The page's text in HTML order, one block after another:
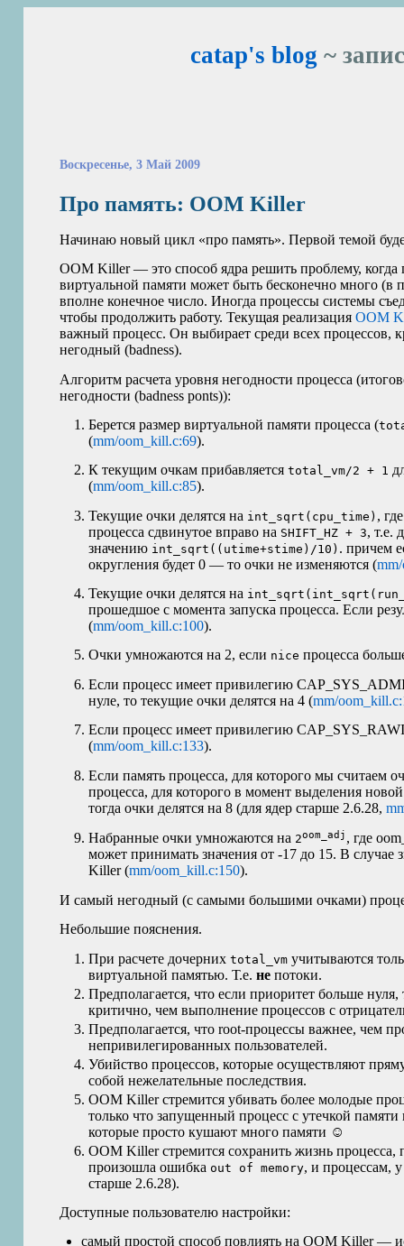
catap's blog ~
Воскресенье, 3 Май 2009
Про память: OOM Killer
Начинаю новый цикл «про память». Первой темой
OOM Killer — это способ ядра решить проблему, когда
виртуальной памяти может быть бесконечно много (в
вполне конечное число. Иногда процессы системы
чтобы продолжить работу. Текущая реализацияOOM
важный процесс. Он выбирает среди всех процессов,
негодный (badness).
Алгоритм расчета уровня негодности процесса
негодности (badness ponts)):
Берется размер виртуальной памяти процесса (
(mm/oom_kill.c:69).
К текущим очкам прибавляетсяtotal_vm/2 + 1
(mm/oom_kill.c:85).
Текущие очки делятся на int_sqrt(cpu_time) ,
процесса сдвинутое вправо на SHIFT_HZ + 3, т.е.
значению int_sqrt((utime+stime)/10) . причем
округления будет 0 — то очки не изменяются (
Текущие очки делятся на
прошедшое с момента запуска процесса. Если
(mm/oom_kill.c:100).
Очки умножаются на 2, если nice процесса
Если процесс имеет привилегию
нуле, то текущие очки делятся на 4 (mm/
Если процесс имеет привилегию
(mm/oom_kill.c:133).
Если память процесса, для которого мы считаем
процесса, для которого в момент выделения
тогда очки делятся на 8 (для ядер старше 2.6.28,
Набранные очки умножаются на 2oom_adj , где
может принимать значения от -17 до 15. В случае
Killer (mm/oom_kill.c:150).
И самый негодный (с самыми большими очками)
Небольшие пояснения.
При расчете дочернихtotal_vm учитываются
виртуальной памятью. Т.е.не потоки.
Предполагается, что если приоритет больше
критично, чем выполнение процессов с
Предполагается, что root-процессы важнее, чем
непривилегированных пользователей.
Убийство процессов, которые осуществляют
собой нежелательные последствия.
OOM Killer стремится убивать более молодые
только что запущенный процесс с утечкой
которые просто кушают много памяти ☺
OOM Killer стремится сохранить жизнь
произошла ошибка out of memory, и процессам,
старше 2.6.28).
Доступные пользователю настройки:
самый простой способ повлиять наOOM Killer —